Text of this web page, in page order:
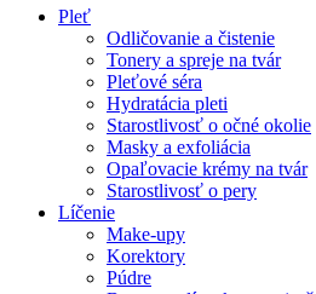
Pleť
Odličovanie a čistenie
Tonery a spreje na tvár
Pleťové séra
Hydratácia pleti
Starostlivosť o očné okolie
Masky a exfoliácia
Opaľovacie krémy na tvár
Starostlivosť o pery
Líčenie
Make-upy
Korektory
Púdre